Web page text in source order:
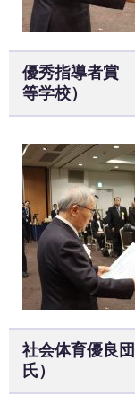
優秀指導者賞
等学校）
社会体育優良
氏）